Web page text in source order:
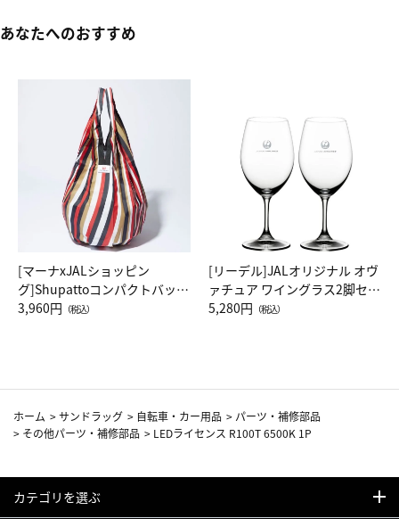
あなたへのおすすめ
[マーナxJALショッピン
グ]Shupattoコンパクトバッグ
Drop JAL客室乗務員（LC）ス
3,960円 （税込）
[リーデル]JALオリジナル オヴ
ァチュア ワイングラス2脚セッ
ト（レッドワイン）
5,280円 （税込）
ホーム >サンドラッグ > 自転車・カー用品 > パーツ・補修部品
> その他パーツ・補修部品 > LEDライセンス R100T 6500K 1P
カテゴリを選ぶ